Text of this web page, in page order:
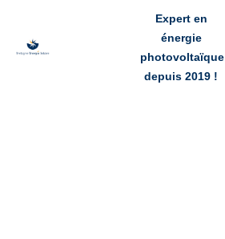
Expert en
énergie
photovoltaïque
depuis 2019 !